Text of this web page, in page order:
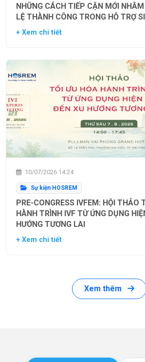
NHỮNG CÁCH TIẾP CẬN MỚI
LỆ THÀNH CÔNG TRONG HỖ TRỢ
+ Xem chi tiết
10/07/2026 14:24
Sự kiện HOSREM
PRE-CONGRESS IVFEM: HỘI THẢO
HÀNH TRÌNH IVF TỪ ỨNG DỤNG
HƯỚNG TƯƠNG LAI
+ Xem chi tiết
Xem thêm